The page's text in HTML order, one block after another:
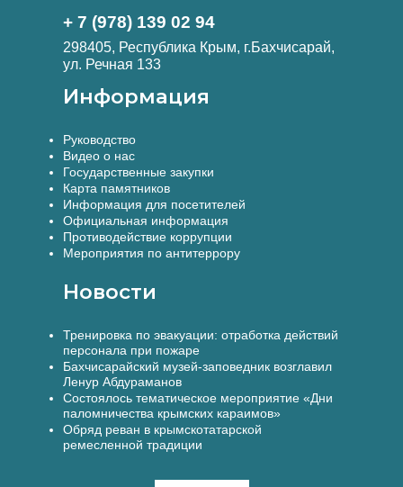
+ 7 (978) 139 02 94
298405, Республика Крым, г.Бахчисарай,
ул. Речная 133
Информация
Руководство
Видео о нас
Государственные закупки
Карта памятников
Информация для посетителей
Официальная информация
Противодействие коррупции
Мероприятия по антитеррору
Новости
Тренировка по эвакуации: отработка действий
персонала при пожаре
Бахчисарайский музей-заповедник возглавил
Ленур Абдураманов
Состоялось тематическое мероприятие «Дни
паломничества крымских караимов»
Обряд реван в крымскотатарской
ремесленной традиции